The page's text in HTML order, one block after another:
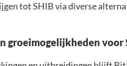
tot SHIB via diverse
groeimogelijkheden voor